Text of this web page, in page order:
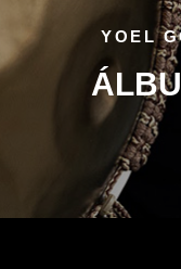
YOEL